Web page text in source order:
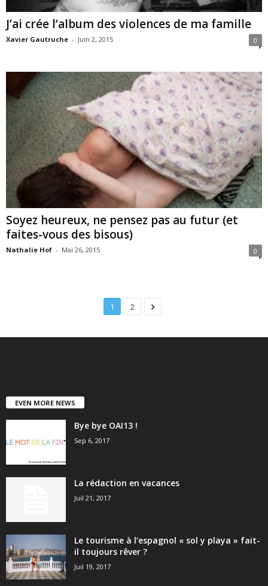
J’ai crée l’album des violences de ma famille
Xavier Gautruche - Juin 2, 2015 0
Soyez heureux, ne pensez pas au futur (et
faites-vous des bisous)
Nathalie Hof - Mai 26, 2015 0
1 2
EVEN MORE NEWS
Bye bye OAI13 !
Sep 6, 2017
La rédaction en vacances
Juil 21, 2017
Le tourisme à l’espagnol « sol y playa » fait-
il toujours rêver ?
Juil 19, 2017